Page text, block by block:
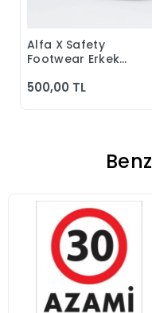
Sepete Ekle
Alfa X Safety
Footwear Erkek
Klasik Ayakkabı
500,00 TL